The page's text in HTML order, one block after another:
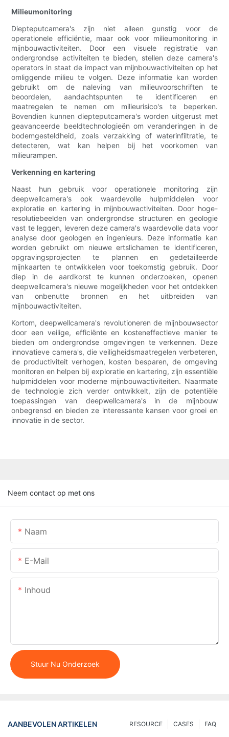
Milieumonitoring
Diepteputcamera's zijn niet alleen gunstig voor de
operationele efficiëntie, maar ook voor milieumonitoring in
mijnbouwactiviteiten. Door een visuele registratie van
ondergrondse activiteiten te bieden, stellen deze camera's
operators in staat de impact van mijnbouwactiviteiten op het
omliggende milieu te volgen. Deze informatie kan worden
gebruikt om de naleving van milieuvoorschriften te
beoordelen, aandachtspunten te identificeren en
maatregelen te nemen om milieurisico's te beperken.
Bovendien kunnen diepteputcamera's worden uitgerust met
geavanceerde beeldtechnologieën om veranderingen in de
bodemgesteldheid, zoals verzakking of waterinfiltratie, te
detecteren, wat kan helpen bij het voorkomen van
milieurampen.
Verkenning en kartering
Naast hun gebruik voor operationele monitoring zijn
deepwellcamera's ook waardevolle hulpmiddelen voor
exploratie en kartering in mijnbouwactiviteiten. Door hoge-
resolutiebeelden van ondergrondse structuren en geologie
vast te leggen, leveren deze camera's waardevolle data voor
analyse door geologen en ingenieurs. Deze informatie kan
worden gebruikt om nieuwe ertslichamen te identificeren,
opgravingsprojecten te plannen en gedetailleerde
mijnkaarten te ontwikkelen voor toekomstig gebruik. Door
diep in de aardkorst te kunnen onderzoeken, openen
deepwellcamera's nieuwe mogelijkheden voor het ontdekken
van onbenutte bronnen en het uitbreiden van
mijnbouwactiviteiten.
Kortom, deepwellcamera's revolutioneren de mijnbouwsector
door een veilige, efficiënte en kosteneffectieve manier te
bieden om ondergrondse omgevingen te verkennen. Deze
innovatieve camera's, die veiligheidsmaatregelen verbeteren,
de productiviteit verhogen, kosten besparen, de omgeving
monitoren en helpen bij exploratie en kartering, zijn essentiële
hulpmiddelen voor moderne mijnbouwactiviteiten. Naarmate
de technologie zich verder ontwikkelt, zijn de potentiële
toepassingen van deepwellcamera's in de mijnbouw
onbegrensd en bieden ze interessante kansen voor groei en
innovatie in de sector.
Neem contact op met ons
Naam
E-Mail
Inhoud
Stuur Nu Onderzoek
AANBEVOLEN ARTIKELEN FAQ
CASES
RESOURCE